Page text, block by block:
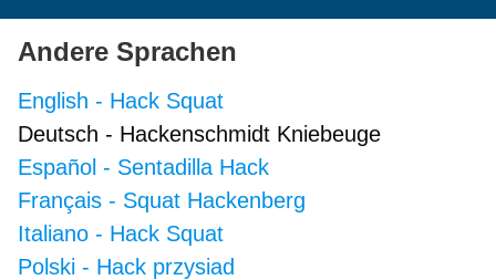
Andere Sprachen
English - Hack Squat
Deutsch - Hackenschmidt Kniebeuge
Español - Sentadilla Hack
Français - Squat Hackenberg
Italiano - Hack Squat
Polski - Hack przysiad